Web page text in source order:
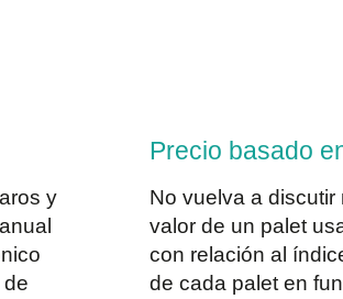
y
Precio basado
No vuelva a discutir
valor de un palet
con relación al
de cada palet en